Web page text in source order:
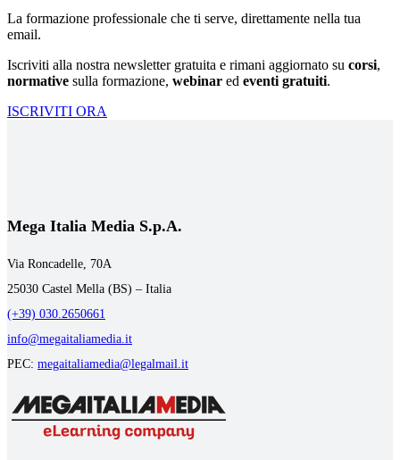
La formazione professionale che ti serve, direttamente nella tua
email.
Iscriviti alla nostra newsletter gratuita e rimani aggiornato su corsi,
normative sulla formazione, webinar ed eventi gratuiti.
ISCRIVITI ORA
Mega Italia Media S.p.A.
Via Roncadelle, 70A
25030 Castel Mella (BS) – Italia
(+39) 030.2650661
info@megaitaliamedia.it
PEC: megaitaliamedia@legalmail.it